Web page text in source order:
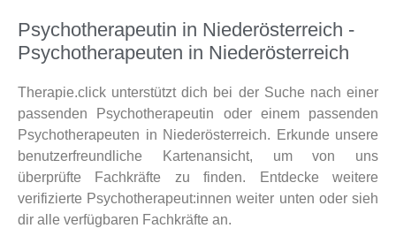
Psychotherapeutin in Niederösterreich -
Psychotherapeuten in Niederösterreich
Therapie.click unterstützt dich bei der Suche nach einer
passenden Psychotherapeutin oder einem passenden
Psychotherapeuten in Niederösterreich. Erkunde unsere
benutzerfreundliche Kartenansicht, um von uns
überprüfte Fachkräfte zu finden. Entdecke weitere
verifizierte Psychotherapeut:innen weiter unten oder sieh
dir alle verfügbaren Fachkräfte an.